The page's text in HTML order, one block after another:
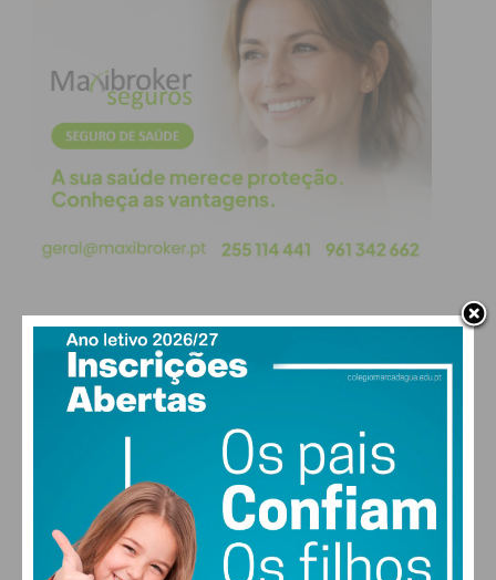
PAÇOS DE FERREIRA
26°
49% humidade
vento: 2m/s O
MAX 26 • MIN 24
24° 29 30° 27 °